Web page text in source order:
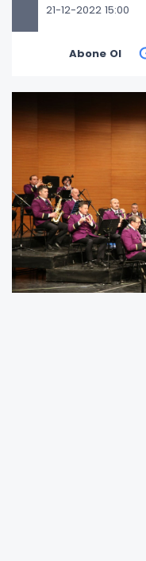
21-12-2022 15:00
Abone Ol